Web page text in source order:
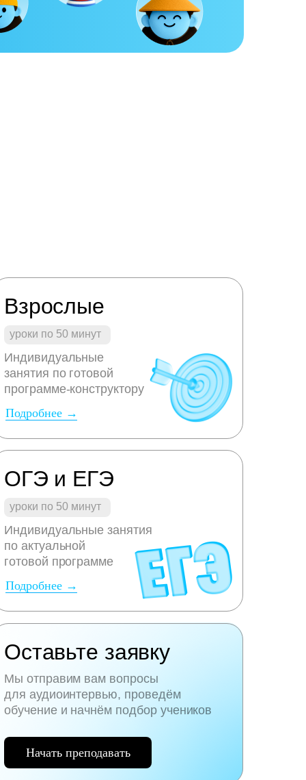
Мы отправим вам вопросы
для аудиоинтервью, проведём
обучение и начнём подбор учеников
Оставьте заявку
Подробнее →
ОГЭ и ЕГЭ
уроки по 50 минут
Индивидуальные занятия
по актуальной
готовой программе
Подробнее →
Индивидуальные
занятия по готовой
программе-конструктору
уроки по 50 минут
Взрослые
Начать преподавать